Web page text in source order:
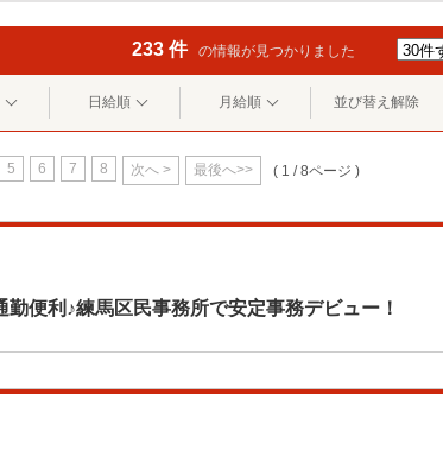
233 件 の情報が見つかりました
日給順 月給順 並び替え解除
5 6 7 8 次へ > 最後へ>> ( 1 / 8ページ )
勤便利♪練馬区民事務所で安定事務デビュー！